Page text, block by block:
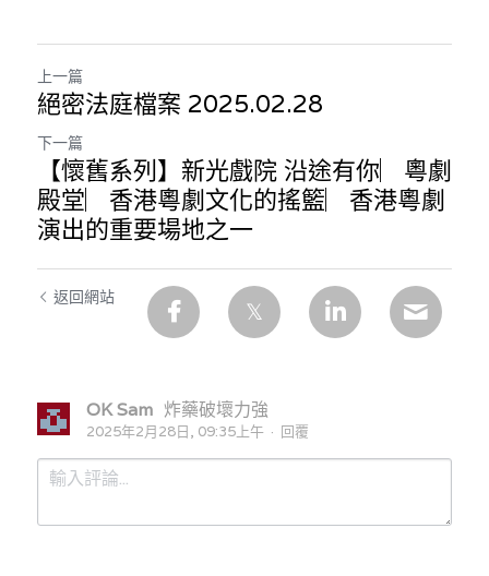
上一篇
絕密法庭檔案 2025.02.28
下一篇
【懷舊系列】新光戲院 沿途有你︳粵劇
殿堂︳香港粵劇文化的搖籃︳香港粵劇
演出的重要場地之一
返回網站
OK Sam 炸藥破壞力強
2025年2月28日, 09:35上午 · 回覆